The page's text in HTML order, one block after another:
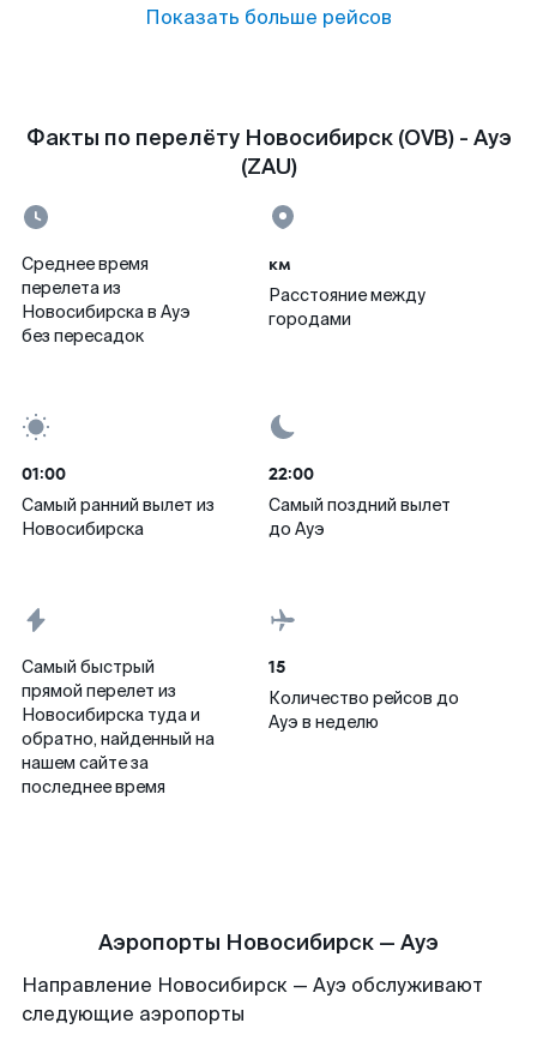
Показать больше рейсов
Факты по перелёту Новосибирск (OVB) - Ауэ
(ZAU)
Среднее время
перелета из
Новосибирска в Ауэ
без пересадок
км
Расстояние между
городами
01:00
Самый ранний вылет из
Новосибирска
22:00
Самый поздний вылет
до Ауэ
Самый быстрый
прямой перелет из
Новосибирска туда и
обратно, найденный на
нашем сайте за
последнее время
15
Количество рейсов до
Ауэ в неделю
Аэропорты Новосибирск — Ауэ
Направление Новосибирск — Ауэ обслуживают
следующие аэропорты